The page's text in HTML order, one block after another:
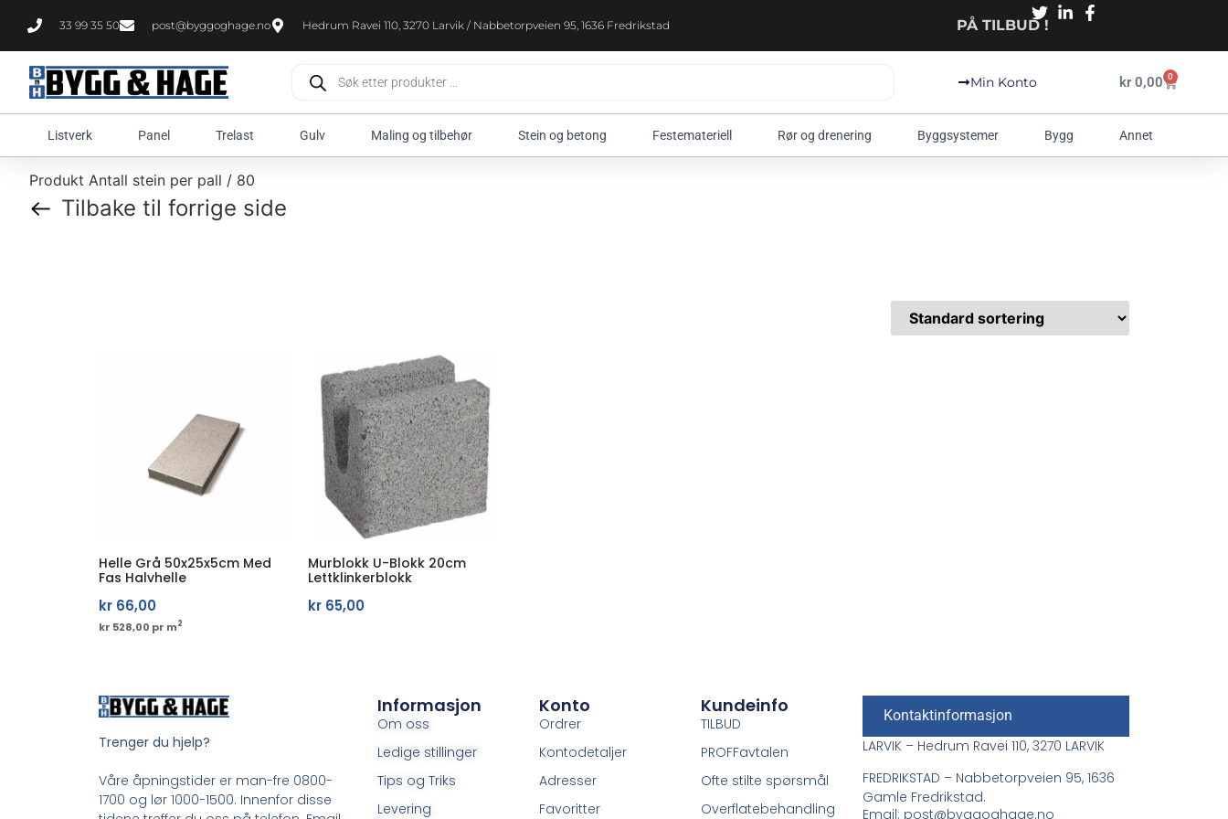
33 99 35 50 post@byggoghage.no Hedrum Ravei 110, 3270 Larvik / Nabbetorpveien 95, 1636 Fredrikstad PÅ TILBUD !
Min Konto kr0,00 0
Listverk Panel Trelast Gulv Maling og tilbehør Stein og betong Festemateriell Rør og drenering Byggsystemer Bygg Annet
Produkt Antall stein per pall / 80
Tilbake til forrige side
Helle Grå 50x25x5cm Med
Fas Halvhelle
kr66,00
kr 528,00 pr m2
Murblokk U-Blokk 20cm
Lettklinkerblokk
kr 65,00
Trenger du hjelp?
Våre åpningstider er man-fre 0800-
1700 og lør 1000-1500. Innenfor disse
Informasjon
Om oss
Ledige stillinger
Tips og Triks
Levering
Konto
Ordrer
Kontodetaljer
Adresser
Favoritter
Kundeinfo
TILBUD
PROFFavtalen
Ofte stilte spørsmål
Overflatebehandling
Kontaktinformasjon
LARVIK – Hedrum Ravei 110, 3270 LARVIK
FREDRIKSTAD – Nabbetorpveien 95, 1636
Gamle Fredrikstad.
Email: post@byggoghage.no